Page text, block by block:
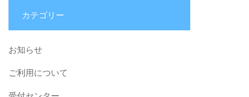
カテゴリー
お知らせ
ご利用について